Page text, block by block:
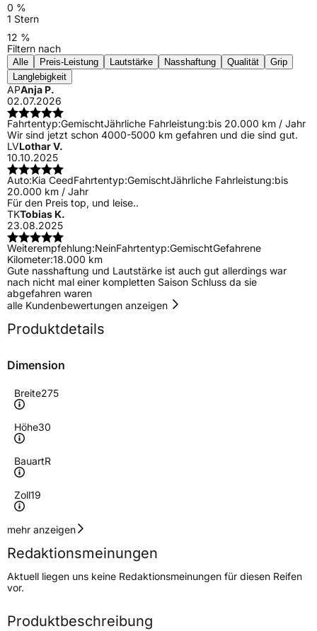
0 %
1 Stern
12 %
Filtern nach
Alle Preis-Leistung Lautstärke Nasshaftung Qualität
Grip
Langlebigkeit
APAnja P.
02.07.2026
Fahrtentyp:GemischtJährliche Fahrleistung:bis 20.000 km / Jahr
Wir sind jetzt schon 4000-5000 km gefahren und die sind gut.
LVLothar V.
10.10.2025
Auto:Kia CeedFahrtentyp:GemischtJährliche Fahrleistung:bis
20.000 km / Jahr
Für den Preis top, und leise..
TKTobias K.
23.08.2025
Weiterempfehlung:NeinFahrtentyp:GemischtGefahrene
Kilometer:18.000 km
Gute nasshaftung und Lautstärke ist auch gut allerdings war
nach nicht mal einer kompletten Saison Schluss da sie
abgefahren waren
alle Kundenbewertungen anzeigen
Produktdetails
Dimension
Breite275
Höhe30
BauartR
Zoll19
Geschwindigkeitsindex
Höchstgeschwindigkeit
270 km/h
Lastindex96
Höchstlast710 kg
mehr anzeigen
Redaktionsmeinungen
Aktuell liegen uns keine Redaktionsmeinungen für diesen Reifen
vor.
Produktbeschreibung